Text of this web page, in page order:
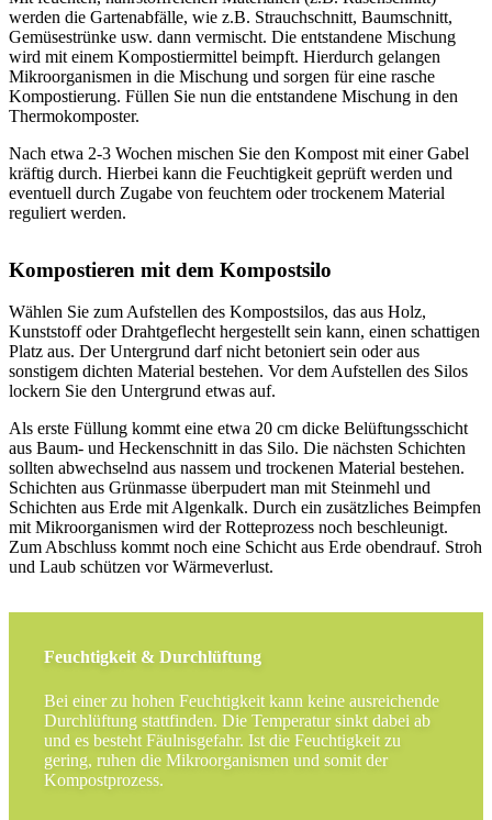
werden die Gartenabfälle, wie z.B. Strauchschnitt, Baumschnitt,
Gemüsestrünke usw. dann vermischt. Die entstandene Mischung
wird mit einem Kompostiermittel beimpft. Hierdurch gelangen
Mikroorganismen in die Mischung und sorgen für eine rasche
Kompostierung. Füllen Sie nun die entstandene Mischung in den
Thermokomposter.
Nach etwa 2-3 Wochen mischen Sie den Kompost mit einer Gabel
kräftig durch. Hierbei kann die Feuchtigkeit geprüft werden und
eventuell durch Zugabe von feuchtem oder trockenem Material
reguliert werden.
Kompostieren mit dem Kompostsilo
Wählen Sie zum Aufstellen des Kompostsilos, das aus Holz,
Kunststoff oder Drahtgeflecht hergestellt sein kann, einen schattigen
Platz aus. Der Untergrund darf nicht betoniert sein oder aus
sonstigem dichten Material bestehen. Vor dem Aufstellen des Silos
lockern Sie den Untergrund etwas auf.
Als erste Füllung kommt eine etwa 20 cm dicke Belüftungsschicht
aus Baum- und Heckenschnitt in das Silo. Die nächsten Schichten
sollten abwechselnd aus nassem und trockenen Material bestehen.
Schichten aus Grünmasse überpudert man mit Steinmehl und
Schichten aus Erde mit Algenkalk. Durch ein zusätzliches Beimpfen
mit Mikroorganismen wird der Rotteprozess noch beschleunigt.
Zum Abschluss kommt noch eine Schicht aus Erde obendrauf. Stroh
und Laub schützen vor Wärmeverlust.
Feuchtigkeit & Durchlüftung
Bei einer zu hohen Feuchtigkeit kann keine ausreichende
Durchlüftung stattfinden. Die Temperatur sinkt dabei ab
und es besteht Fäulnisgefahr. Ist die Feuchtigkeit zu
gering, ruhen die Mikroorganismen und somit der
Kompostprozess.